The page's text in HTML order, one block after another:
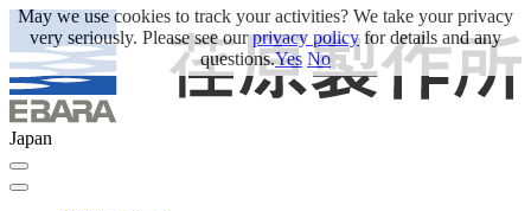
Japan
May we use cookies to track your activities? We take your privacy
very seriously. Please see ourprivacy policyfor details and any
questions.Yes No